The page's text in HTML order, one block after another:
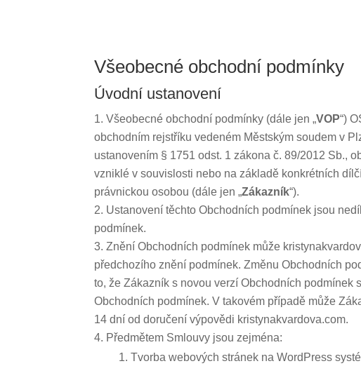
Všeobecné obchodní podmínky
Úvodní ustanovení
Všeobecné obchodní podmínky (dále jen „VOP“)
obchodním rejstříku vedeném Městským soudem v
ustanovením § 1751 odst. 1 zákona č. 89/2012 Sb.,
vzniklé v souvislosti nebo na základě konkrétních
právnickou osobou (dále jen „Zákazník“).
Ustanovení těchto Obchodních podmínek jsou
podmínek.
Znění Obchodních podmínek může
předchozího znění podmínek. Změnu Obchodních
to, že Zákazník s novou verzí Obchodních
Obchodních podmínek. V takovém případě může
14 dní od doručení výpovědi kristynakvardova.com.
Předmětem Smlouvy jsou zejména:
Tvorba webových stránek na WordPress